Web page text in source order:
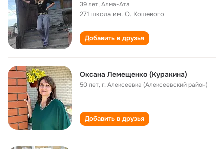
39 лет,Алма-Ата
271 школа им. О. Кошевого
Добавить в друзья
Оксана Лемещенко (Куракина)
50 лет,г. Алексеевка (Алексеевский район)
Добавить в друзья